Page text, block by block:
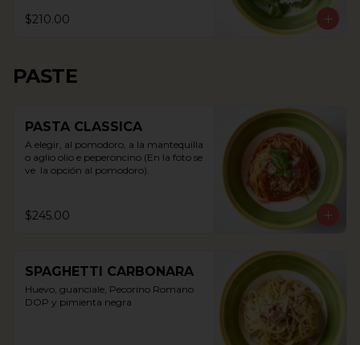
$210.00
PASTE
PASTA CLASSICA
A elegir, al pomodoro, a la mantequilla
o aglio olio e peperoncino (En la foto se
ve  la opción al pomodoro).
$245.00
SPAGHETTI CARBONARA
Huevo, guanciale, Pecorino Romano
DOP y pimienta negra